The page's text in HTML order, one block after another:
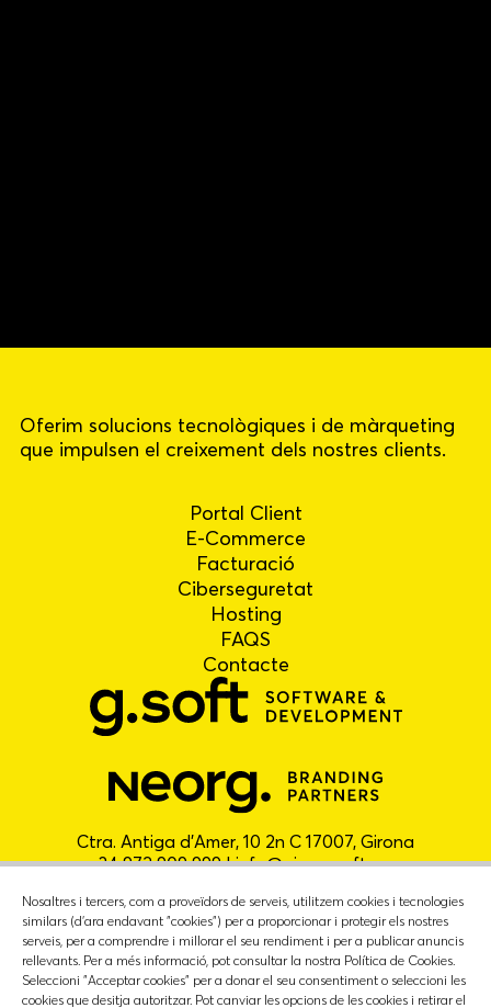
Oferim solucions tecnològiques i de màrqueting
que impulsen el creixement dels nostres clients.
Portal Client
E-Commerce
Facturació
Ciberseguretat
Hosting
FAQS
Contacte
Ctra. Antiga d'Amer, 10 2n C 17007, Girona
+34 972 909 999 |info@gironasoft.com
Nosaltres i tercers, com a proveïdors de serveis, utilitzem cookies i tecnologies
similars (d'ara endavant "cookies") per a proporcionar i protegir els nostres
serveis, per a comprendre i millorar el seu rendiment i per a publicar anuncis
rellevants. Per a més informació, pot consultar la nostra Política de Cookies.
Seleccioni "Acceptar cookies" per a donar el seu consentiment o seleccioni les
cookies que desitja autoritzar. Pot canviar les opcions de les cookies i retirar el